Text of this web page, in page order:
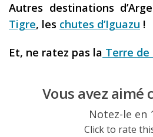
Autres destinations
Tigre, les chutes d’Iguazu !
Et, ne ratez pas la Terre de
Vous avez aimé
Notez-le en
Click to rate